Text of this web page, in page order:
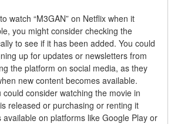
watch “M3GAN” on Netflix when it
you might consider checking the
to see if it has been added. You could
up for updates or newsletters from
the platform on social media, as they
new content becomes available.
could consider watching the movie in
released or purchasing or renting it
available on platforms like Google Play or